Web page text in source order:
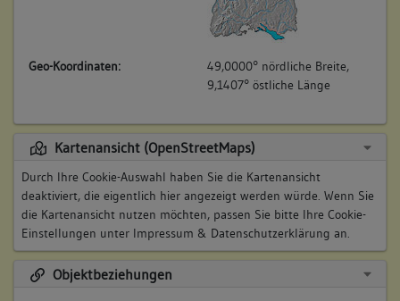
Geo-Koordinaten:
49,0000° nördliche Breite,
9,1407° östliche Länge
Kartenansicht (OpenStreetMaps)
Durch Ihre Cookie-Auswahl haben Sie die Kartenansicht
deaktiviert, die eigentlich hier angezeigt werden würde. Wenn Sie
die Kartenansicht nutzen möchten, passen Sie bitte Ihre Cookie-
Einstellungen unter Impressum & Datenschutzerklärung an.
Objektbeziehungen